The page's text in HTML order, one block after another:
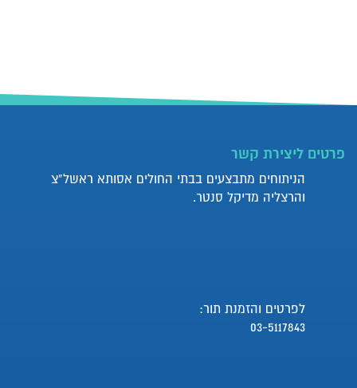
פרטים ליצירת קשר
הניתוחים מתבצעים בבתי החולים אסותא ראשל”צ
והרצליה מדיקל סנטר.
לפרטים והזמנת תור:
03-5117843